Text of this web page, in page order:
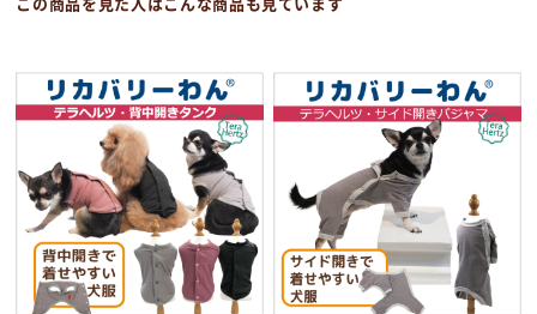
この商品を見た人はこんな商品も見ています